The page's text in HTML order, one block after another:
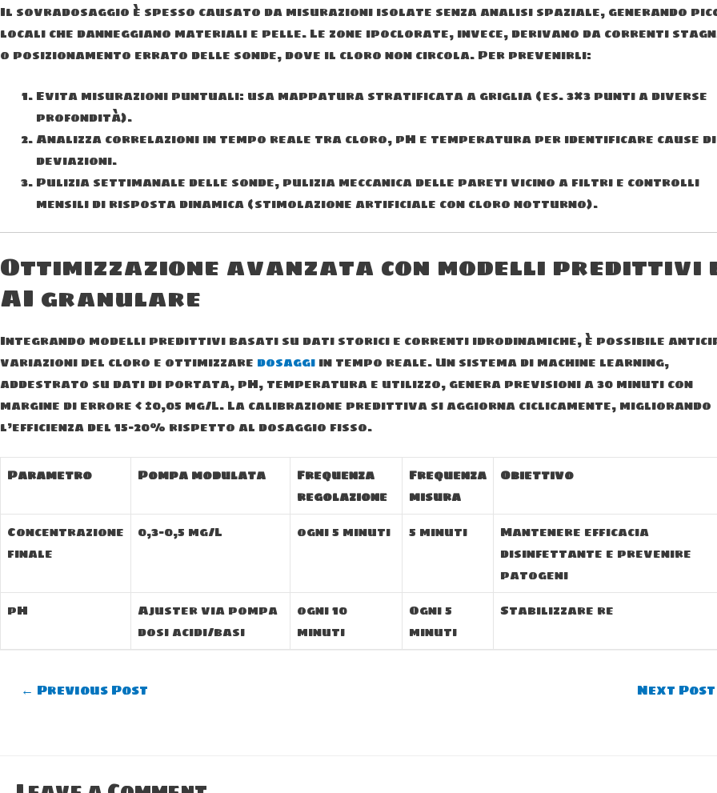
Il sovradosaggio è spesso causato da misurazioni isolate senza analisi spaziale, generando
locali che danneggiano materiali e pelle. Le zone ipoclorate, invece, derivano da correnti
o posizionamento errato delle sonde, dove il cloro non circola. Per prevenirli:
Evita misurazioni puntuali: usa mappatura stratificata a griglia (es. 3×3 punti a diverse
profondità).
Analizza correlazioni in tempo reale tra cloro, pH e temperatura per identificare cause di
deviazioni.
Pulizia settimanale delle sonde, pulizia meccanica delle pareti vicino a filtri e controlli
mensili di risposta dinamica (stimolazione artificiale con cloro notturno).
Ottimizzazione avanzata con modelli predittivi
AI granulare
Integrando modelli predittivi basati su dati storici e correnti idrodinamiche, è possibile
variazioni del cloro e ottimizzare dosaggi in tempo reale. Un sistema di machine learning,
addestrato su dati di portata, pH, temperatura e utilizzo, genera previsioni a 30 minuti con
margine di errore < ±0,05 mg/L. La calibrazione predittiva si aggiorna ciclicamente, migliorando
l’efficienza del 15-20% rispetto al dosaggio fisso.
Parametro Pompa modulata
Frequenza
regolazione
Frequenza
misura
Obiettivo
Concentrazione
finale
0,3–0,5 mg/L ogni 5 minuti 5 minuti
Mantenere efficacia
disinfettante e prevenire
patogeni
pH
Ajuster via pompa
dosi acidi/basi
ogni 10
minuti
Ogni 5
minuti
Stabilizzare re
Post
← Previous Post Next Post